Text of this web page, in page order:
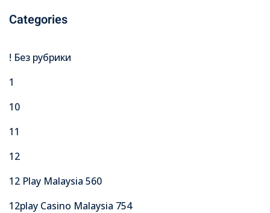
Categories
! Без рубрики
1
10
11
12
12 Play Malaysia 560
12play Casino Malaysia 754